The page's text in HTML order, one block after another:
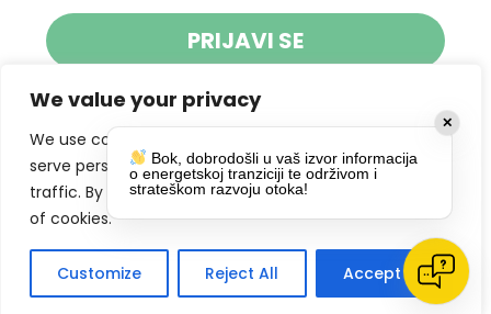
We value your privacy
We use cookies to enhance your browsing experience,
serve personalized ads or content, and analyze our
traffic. By clicking "Accept All", you consent to our use
of cookies.
Customize Reject All Accept All
PRIJAVI SE
Klikom na gumb dajete suglasnost za
primanje novosti Pokreta Otoka te se
slažete spolitikom privatnosti.
DRUŠTVENE MREŽE
✕
Bok, dobrodošli u vaš izvor informacija
o energetskoj tranziciji te održivom i
strateškom razvoju otoka!